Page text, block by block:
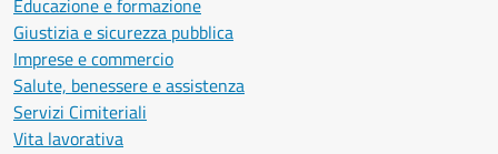
Educazione e formazione
Giustizia e sicurezza pubblica
Imprese e commercio
Salute, benessere e assistenza
Servizi Cimiteriali
Vita lavorativa